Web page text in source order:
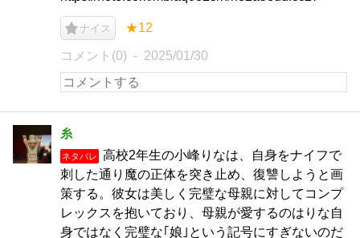
ナイス ★12
コメント(0) 2025/01/30
糸
ネタバレ
高校2年生の小峰りなは、自身をナイフで
刺した通り魔の正体を突き止め、復讐しようと画
策する。彼女は美しく完璧な母親に対してコンプ
レックスを抱いており、母親が愛するのはりな自
身ではなく完璧な｢娘｣という記号にすぎないのだ